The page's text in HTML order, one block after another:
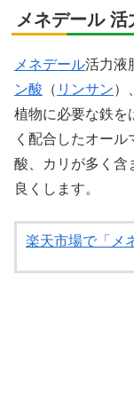
メネデール 活
メネデール活力液
ン酸 （ リンサン）、
植物に必要な鉄を
く配合したオー
酸、カリが多く含
良くします。
楽天市場で「メ